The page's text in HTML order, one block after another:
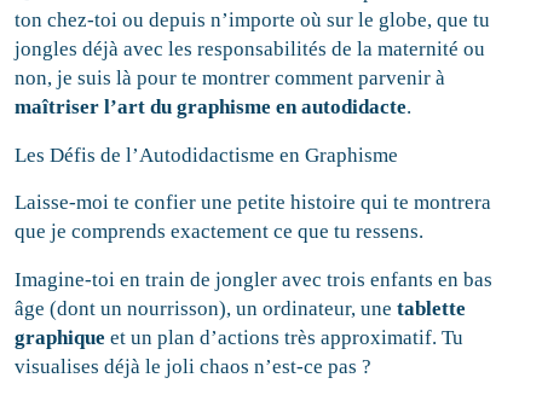
ton chez-toi ou depuis n’importe où sur le globe, que tu
jongles déjà avec les responsabilités de la maternité ou
non, je suis là pour te montrer comment parvenir à
maîtriser l’art du graphisme en autodidacte.
Les Défis de l’Autodidactisme en Graphisme
Laisse-moi te confier une petite histoire qui te montrera
que je comprends exactement ce que tu ressens.
Imagine-toi en train de jongler avec trois enfants en bas
âge (dont un nourrisson), un ordinateur, unetablette
graphique et un plan d’actions très approximatif. Tu
visualises déjà le joli chaos n’est-ce pas ?